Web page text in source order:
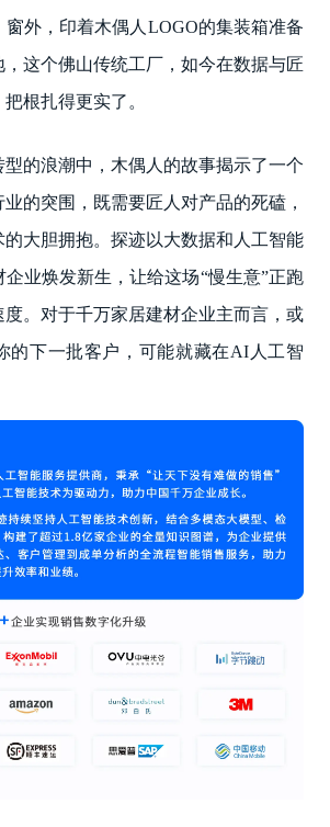
外，印着木偶人LOGO的集装箱准备
这个佛山传统工厂，如今在数据与匠
根扎得更实了。
的浪潮中，木偶人的故事揭示了一个
的突围，既需要匠人对产品的死磕，
大胆拥抱。探迹以大数据和人工智能
业焕发新生，让给这场“慢生意”正跑
度。对于千万家居建材企业主而言，或
的下一批客户，可能就藏在AI人工智